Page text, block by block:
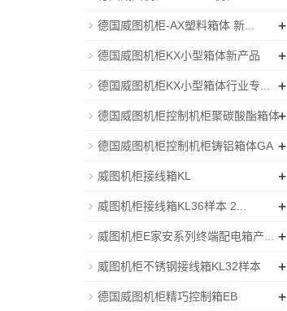
德国威图机柜-AX塑料箱体 新... +
德国威图机柜KX小型箱体新产品 +
德国威图机柜KX小型箱体行业专... +
德国威图机柜控制机柜聚碳酸酯箱体+
德国威图机柜控制机柜铸铝箱体GA +
威图机柜接线箱KL +
威图机柜接线箱KL36样本 2... +
威图机柜E家安系列终端配电箱产... +
威图机柜不锈钢接线箱KL32样本 +
德国威图机柜精巧控制箱EB +